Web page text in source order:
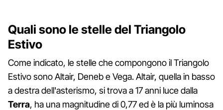
Quali sono le stelle del Triangolo
Estivo
Come indicato, le stelle che compongono il Triangolo
Estivo sono Altair, Deneb e Vega. Altair, quella in basso
a destra dell'asterismo, si trova a 17 anni luce dalla
Terra, ha una magnitudine di 0,77 ed è la più luminosa